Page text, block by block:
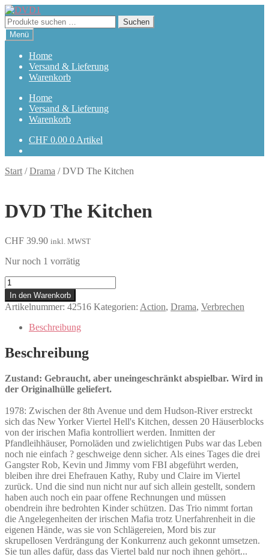
Zur
Navigation
springen
Zum
Inhalt
springen
Suchen
nach:
Suchen
Menü
Home
Versand & Lieferung
Warenkorb
Home
Versand & Lieferung
Warenkorb
CHF 0.00 0 Artikel
Start /Drama /DVD The Kitchen
DVD The Kitchen
CHF 39.90 inkl. MWST
Nur noch 1 vorrätig
The
Kitchen
Menge
In den Warenkorb
Artikelnummer: 42516 Kategorien: Action, Drama, Verbrechen
Beschreibung
Beschreibung
Zustand: Gebraucht, aber uneingeschränkt abspielbar. Wird in
der Originalhülle geliefert.
1978: Zwischen der 8th Avenue und dem Hudson-River erstreckt
sich das New Yorker Viertel Hell's Kitchen, dessen 20 Häuserblocks
von der irischen Mafia kontrolliert werden. Inmitten der
Pfandleihhäuser, Pornoläden und zwielichtigen Pubs war das Leben
noch nie einfach ? geschweige denn sicher. Als eines Tages die drei
Gangster Rob, Kevin und Jimmy vom FBI abgeführt werden,
bleiben ihre drei Ehefrauen Kathy, Ruby und Claire im Viertel
zurück. Und die sind nun nicht nur auf sich allein gestellt, sondern
haben auch noch ein paar offene Rechnungen und müssen
obendrein ihre bedrohten Kinder schützen. Das Trio nimmt fortan
die Angelegenheiten der irischen Mafia trotz Unerfahrenheit in die
eigenen Hände, was sie von Schlägereien, Mord bis zur
skrupellosen Verdrängung der Konkurrenz auch gekonnt umsetzen.
Sie tun alles dafür, dass das Viertel bald nur noch ihnen gehört...